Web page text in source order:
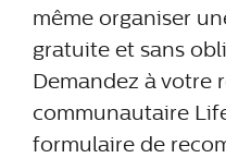
même organiser
gratuite et sans
Demandez à votre
communautaire
formulaire de